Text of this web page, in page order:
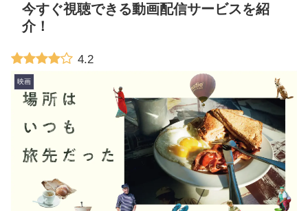
今すぐ視聴できる動画配信サービスを紹
介！
4.2
映画